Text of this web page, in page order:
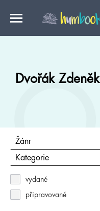
Dvořák Zdeněk
Žánr
Kategorie
vydané
připravované